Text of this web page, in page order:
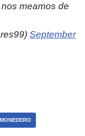
meamos de
September